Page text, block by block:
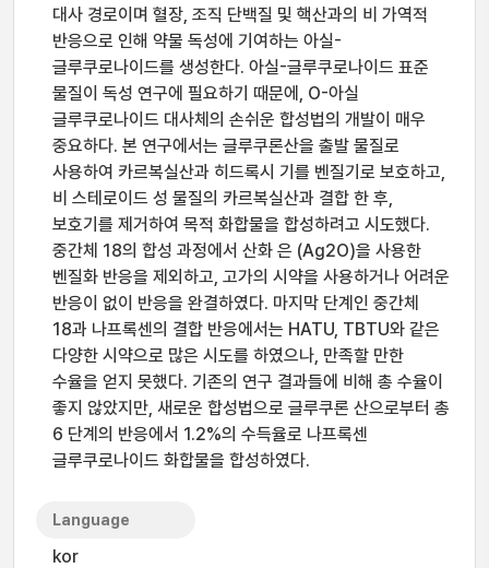
대사 경로이며 혈장, 조직 단백질 및 핵산과의 비 가역적
반응으로 인해 약물 독성에 기여하는 아실-
글루쿠로나이드를 생성한다. 아실-글루쿠로나이드 표준
물질이 독성 연구에 필요하기 때문에, O-아실
글루쿠로나이드 대사체의 손쉬운 합성법의 개발이 매우
중요하다. 본 연구에서는 글루쿠론산을 출발 물질로
사용하여 카르복실산과 히드록시 기를 벤질기로 보호하고,
비 스테로이드 성 물질의 카르복실산과 결합 한 후,
보호기를 제거하여 목적 화합물을 합성하려고 시도했다.
중간체 18의 합성 과정에서 산화 은 (Ag2O)을 사용한
벤질화 반응을 제외하고, 고가의 시약을 사용하거나 어려운
반응이 없이 반응을 완결하였다. 마지막 단계인 중간체
18과 나프록센의 결합 반응에서는 HATU, TBTU와 같은
다양한 시약으로 많은 시도를 하였으나, 만족할 만한
수율을 얻지 못했다. 기존의 연구 결과들에 비해 총 수율이
좋지 않았지만, 새로운 합성법으로 글루쿠론 산으로부터 총
6 단계의 반응에서 1.2%의 수득율로 나프록센
글루쿠로나이드 화합물을 합성하였다.
Language
kor